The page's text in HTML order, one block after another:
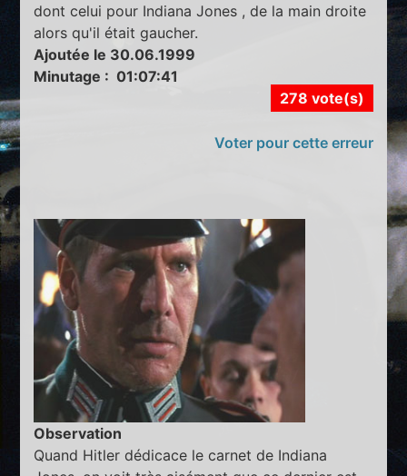
dont celui pour Indiana Jones , de la main droite
alors qu'il était gaucher.
Ajoutée le 30.06.1999
Minutage : 01:07:41
278 vote(s)
Voter pour cette erreur
Observation
Quand Hitler dédicace le carnet de Indiana